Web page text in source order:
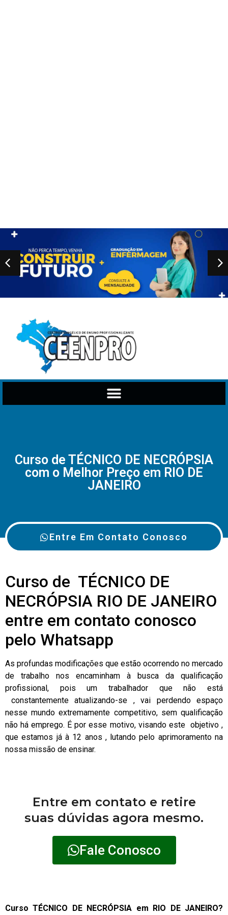
Curso de TÉCNICO DE NECRÓPSIA
com o Melhor Preço em RIO DE
JANEIRO
Entre Em Contato Conosco
Curso de TÉCNICO DE
NECRÓPSIA RIO DE JANEIRO
entre em contato conosco
pelo Whatsapp
As profundas modificações que estão ocorrendo no mercado
de trabalho nos encaminham à busca da qualificação
profissional, pois um trabalhador que não está
constantemente atualizando-se , vai perdendo espaço
nesse mundo extremamente competitivo, sem qualificação
não há emprego. É por esse motivo, visando este objetivo ,
que estamos já à 12 anos , lutando pelo aprimoramento na
nossa missão de ensinar.
Entre em contato e retire
suas dúvidas agora mesmo.
Fale Conosco
Curso TÉCNICO DE NECRÓPSIA em RIO DE JANEIRO?